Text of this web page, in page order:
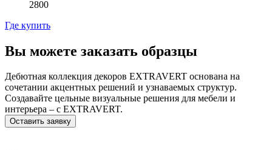
2800
Где купить
Вы можете заказать образцы
Дебютная коллекция декоров EXTRAVERT основана на
сочетании акцентных решений и узнаваемых структур.
Создавайте цельные визуальные решения для мебели и
интерьера – с EXTRAVERT.
Оставить заявку